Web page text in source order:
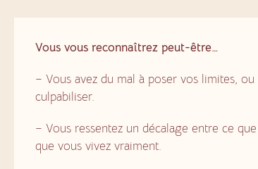
Vous vous reconnaîtrez peut-être…
– Vous avez du mal à poser vos limites,
culpabiliser.
– Vous ressentez un décalage entre ce
que vous vivez vraiment.